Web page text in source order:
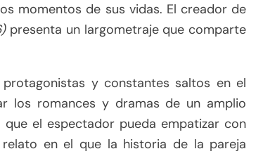
momentos de sus vidas. El creador de
presenta un largometraje que comparte
y constantes saltos en el
los romances y dramas de un amplio
el espectador pueda empatizar con
en el que la historia de la pareja